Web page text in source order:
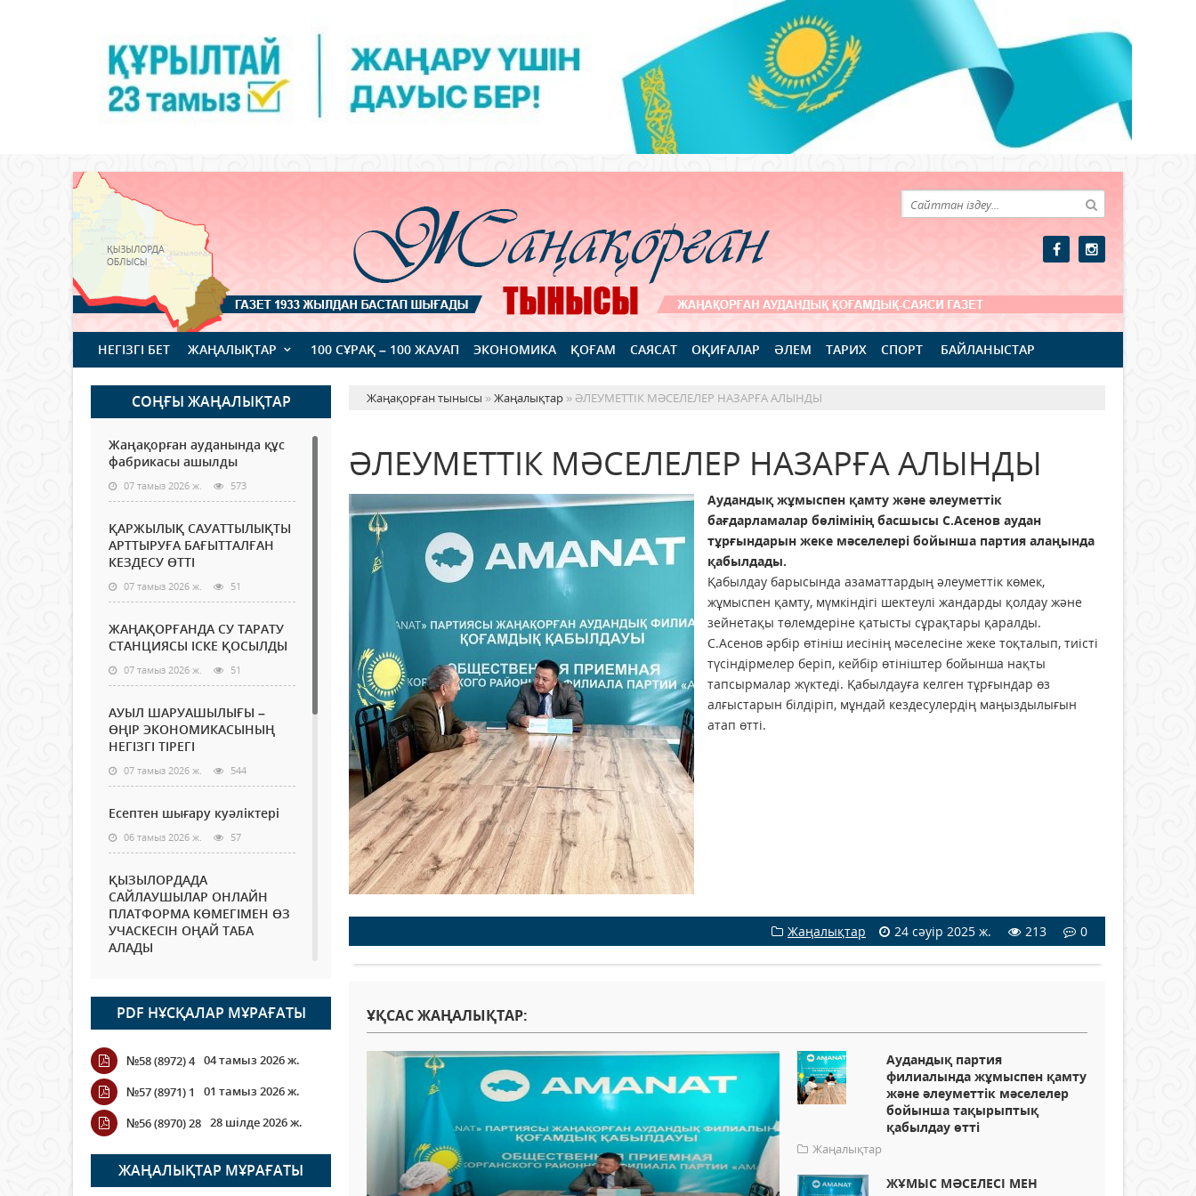
НЕГІЗГІ БЕТ ЖАҢАЛЫҚТАР 100 СҰРАҚ – 100 ЖАУАП ЭКОНОМИКА ҚОҒАМ САЯСАТ ОҚИҒАЛАР ӘЛЕМ ТАРИХ СПОРТ БАЙЛАНЫСТАР
СОҢҒЫ ЖАҢАЛЫҚТАР
Жаңақорған ауданында құс
фабрикасы ашылды
07 тамыз 2026 ж. 573
ҚАРЖЫЛЫҚ САУАТТЫЛЫҚТЫ
АРТТЫРУҒА БАҒЫТТАЛҒАН
КЕЗДЕСУ ӨТТІ
07 тамыз 2026 ж. 51
ЖАҢАҚОРҒАНДА СУ ТАРАТУ
СТАНЦИЯСЫ ІСКЕ ҚОСЫЛДЫ
07 тамыз 2026 ж. 51
АУЫЛ ШАРУАШЫЛЫҒЫ –
ӨҢІР ЭКОНОМИКАСЫНЫҢ
НЕГІЗГІ ТІРЕГІ
07 тамыз 2026 ж. 544
Есептен шығару куәліктері
06 тамыз 2026 ж. 57
ҚЫЗЫЛОРДАДА
САЙЛАУШЫЛАР ОНЛАЙН
ПЛАТФОРМА КӨМЕГІМЕН ӨЗ
УЧАСКЕСІН ОҢАЙ ТАБА
АЛАДЫ
Open Air: Қызылорда
облысы полиция
департаменті 20 мыңнан
астам көрерменнің
қауіпсіздігін қамтамасыз етті
ҚАЛАЙ ӨТЕДІ?
06 тамыз 2026 ж. 252
PDF НҰСҚАЛАР МҰРАҒАТЫ
№58 (8972) 4 04 тамыз 2026 ж.
№57 (8971) 1
01 тамыз 2026 ж.
№56 (8970) 28 28 шілде 2026 ж.
ЖАҢАЛЫҚТАР МҰРАҒАТЫ
Жаңақорған тынысы »Жаңалықтар » ӘЛЕУМЕТТІК МӘСЕЛЕЛЕР НАЗАРҒА АЛЫНДЫ
ӘЛЕУМЕТТІК МӘСЕЛЕЛЕР НАЗАРҒА АЛЫНДЫ
Аудандық жұмыспен қамту және әлеуметтік
бағдарламалар бөлімінің басшысы С.Асенов аудан
тұрғындарын жеке мәселелері бойынша партия алаңында
қабылдады.
Қабылдау барысында азаматтардың әлеуметтік көмек,
жұмыспен қамту, мүмкіндігі шектеулі жандарды қолдау және
зейнетақы төлемдеріне қатысты сұрақтары қаралды.
С.Асенов әрбір өтініш иесінің мәселесіне жеке тоқталып, тиісті
түсіндірмелер беріп, кейбір өтініштер бойынша нақты
тапсырмалар жүктеді. Қабылдауға келген тұрғындар өз
алғыстарын білдіріп, мұндай кездесулердің маңыздылығын
атап өтті.
Жаңалықтар 24 сәуір 2025 ж. 213 0
ҰҚСАС ЖАҢАЛЫҚТАР:
Аудандық партия
филиалында жұмыспен қамту
және әлеуметтік мәселелер
бойынша тақырыптық
қабылдау өтті
Жаңалықтар
ЖҰМЫС МӘСЕЛЕСІ МЕН